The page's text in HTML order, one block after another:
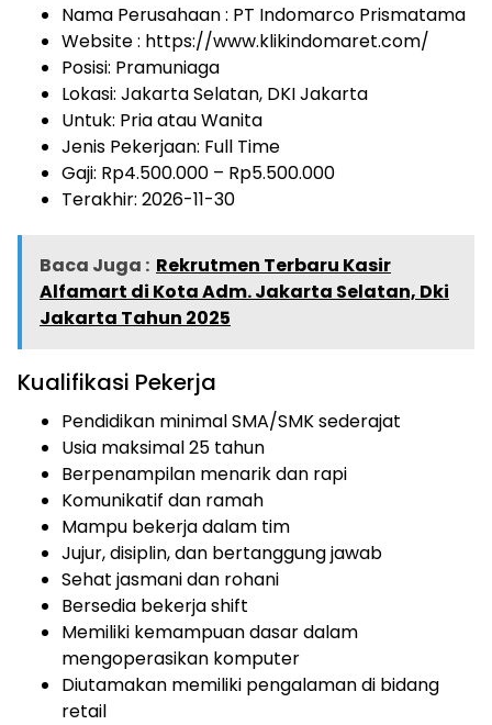
Nama Perusahaan : PT Indomarco Prismatama
Website : https://www.klikindomaret.com/
Posisi: Pramuniaga
Lokasi: Jakarta Selatan, DKI Jakarta
Untuk: Pria atau Wanita
Jenis Pekerjaan: Full Time
Gaji: Rp4.500.000 – Rp5.500.000
Terakhir: 2026-11-30
Baca Juga : Rekrutmen Terbaru Kasir
Alfamart di Kota Adm. Jakarta Selatan, Dki
Jakarta Tahun 2025
Kualifikasi Pekerja
Pendidikan minimal SMA/SMK sederajat
Usia maksimal 25 tahun
Berpenampilan menarik dan rapi
Komunikatif dan ramah
Mampu bekerja dalam tim
Jujur, disiplin, dan bertanggung jawab
Sehat jasmani dan rohani
Bersedia bekerja shift
Memiliki kemampuan dasar dalam
mengoperasikan komputer
Diutamakan memiliki pengalaman di bidang
retail